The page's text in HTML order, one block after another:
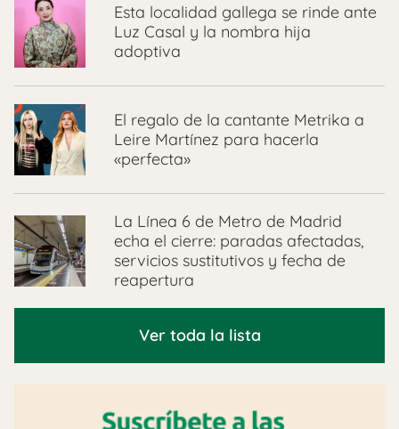
Esta localidad gallega se rinde ante
Luz Casal y la nombra hija
adoptiva
El regalo de la cantante Metrika a
Leire Martínez para hacerla
«perfecta»
La Línea 6 de Metro de Madrid
echa el cierre: paradas afectadas,
servicios sustitutivos y fecha de
reapertura
Ver toda la lista